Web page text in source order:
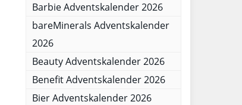
Barbie Adventskalender 2026
bareMinerals Adventskalender
2026
Beauty Adventskalender 2026
Benefit Adventskalender 2026
Bier Adventskalender 2026